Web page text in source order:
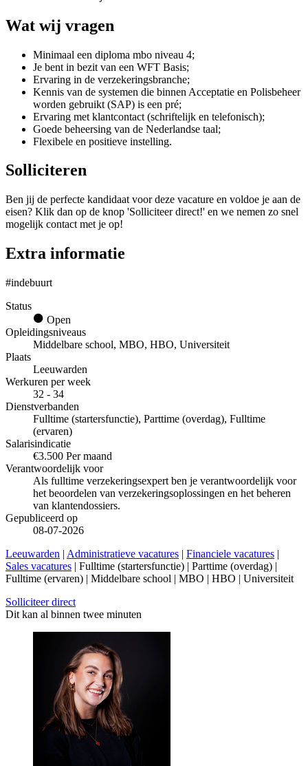
Wat wij vragen
Minimaal een diploma mbo niveau 4;
Je bent in bezit van een WFT Basis;
Ervaring in de verzekeringsbranche;
Kennis van de systemen die binnen Acceptatie en Polisbeheer
worden gebruikt (SAP) is een pré;
Ervaring met klantcontact (schriftelijk en telefonisch);
Goede beheersing van de Nederlandse taal;
Flexibele en positieve instelling.
Solliciteren
Ben jij de perfecte kandidaat voor deze vacature en voldoe je aan de
eisen? Klik dan op de knop 'Solliciteer direct!' en we nemen zo snel
mogelijk contact met je op!
Extra informatie
#indebuurt
Status
Open
Opleidingsniveaus
Middelbare school, MBO, HBO, Universiteit
Plaats
Leeuwarden
Werkuren per week
32 - 34
Dienstverbanden
Fulltime (startersfunctie), Parttime (overdag), Fulltime
(ervaren)
Salarisindicatie
€3.500 Per maand
Verantwoordelijk voor
Als fulltime verzekeringsexpert ben je verantwoordelijk voor
het beoordelen van verzekeringsoplossingen en het beheren
van klantendossiers.
Gepubliceerd op
08-07-2026
Leeuwarden | Administratieve vacatures | Financiele vacatures |
Sales vacatures | Fulltime (startersfunctie) | Parttime (overdag) |
Fulltime (ervaren) | Middelbare school | MBO | HBO | Universiteit
Solliciteer direct
Dit kan al binnen twee minuten